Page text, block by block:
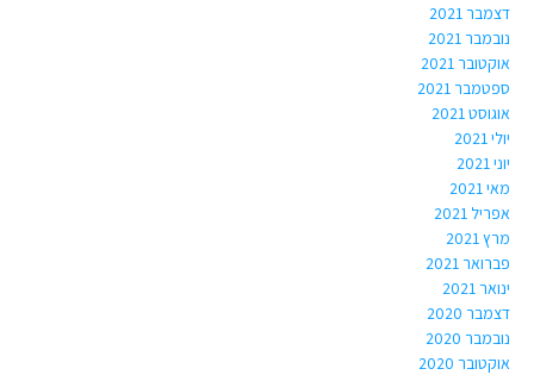
דצמבר 2021
נובמבר 2021
אוקטובר 2021
ספטמבר 2021
אוגוסט 2021
יולי 2021
יוני 2021
מאי 2021
אפריל 2021
מרץ 2021
פברואר 2021
ינואר 2021
דצמבר 2020
נובמבר 2020
אוקטובר 2020